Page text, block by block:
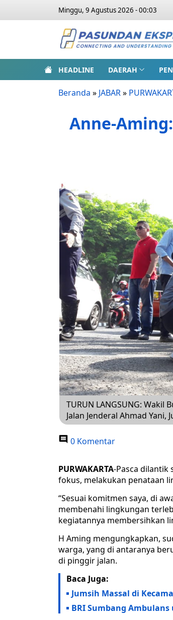
Minggu, 9 Agustus 2026 - 00:03
HEADLINE DAERAH
Beranda » JABAR»
Anne-
TURUN LANGSUNG:
Jalan Jenderal Ahmad Yani,
0 Komentar
PURWAKARTA-Pasca dilantik
fokus, melakukan penataan
“Sesuai komitmen saya, di
membenahi lingkungan
kegiatannya membersihkan
H Aming mengungkapkan,
warga, yang di antaranya
di pinggir jalan.
Baca Juga:
Jumsih Massal di
BRI Sumbang